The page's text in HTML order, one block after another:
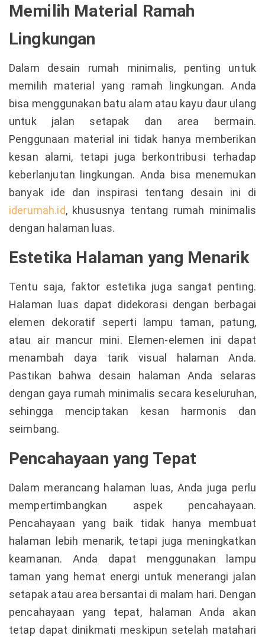
Memilih Material Ramah
Lingkungan
Dalam desain rumah minimalis, penting untuk
memilih material yang ramah lingkungan. Anda
bisa menggunakan batu alam atau kayu daur ulang
untuk jalan setapak dan area bermain.
Penggunaan material ini tidak hanya memberikan
kesan alami, tetapi juga berkontribusi terhadap
keberlanjutan lingkungan. Anda bisa menemukan
banyak ide dan inspirasi tentang desain ini di
iderumah.id, khususnya tentang rumah minimalis
dengan halaman luas.
Estetika Halaman yang Menarik
Tentu saja, faktor estetika juga sangat penting.
Halaman luas dapat didekorasi dengan berbagai
elemen dekoratif seperti lampu taman, patung,
atau air mancur mini. Elemen-elemen ini dapat
menambah daya tarik visual halaman Anda.
Pastikan bahwa desain halaman Anda selaras
dengan gaya rumah minimalis secara keseluruhan,
sehingga menciptakan kesan harmonis dan
seimbang.
Pencahayaan yang Tepat
Dalam merancang halaman luas, Anda juga perlu
mempertimbangkan aspek pencahayaan.
Pencahayaan yang baik tidak hanya membuat
halaman lebih menarik, tetapi juga meningkatkan
keamanan. Anda dapat menggunakan lampu
taman yang hemat energi untuk menerangi jalan
setapak atau area bersantai di malam hari. Dengan
pencahayaan yang tepat, halaman Anda akan
tetap dapat dinikmati meskipun setelah matahari